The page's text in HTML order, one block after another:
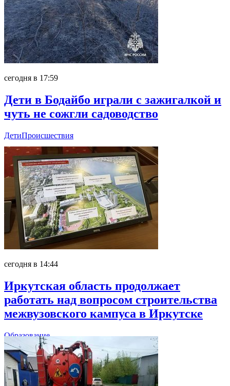
сегодня в 17:59
Дети в Бодайбо играли с зажигалкой и
чуть не сожгли садоводство
ДетиПроисшествия
сегодня в 14:44
Иркутская область продолжает
работать над вопросом строительства
межвузовского кампуса в Иркутске
Образование